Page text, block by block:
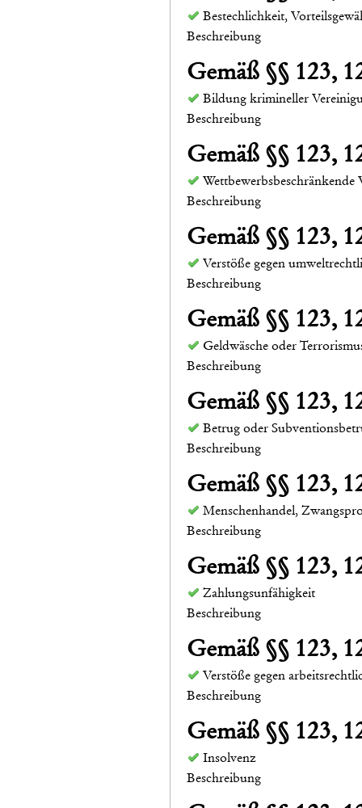
Bestechlichkeit,
Beschreibung
Gemäß §§ 123,
Bildung krimineller
Beschreibung
Gemäß §§ 123,
Wettbewerbsbeschränkende
Beschreibung
Gemäß §§ 123,
Verstöße gegen
Beschreibung
Gemäß §§ 123,
Geldwäsche oder
Beschreibung
Gemäß §§ 123,
Betrug oder
Beschreibung
Gemäß §§ 123,
Menschenhandel,
Beschreibung
Gemäß §§ 123,
Zahlungsunfähigkeit
Beschreibung
Gemäß §§ 123,
Verstöße gegen
Beschreibung
Gemäß §§ 123,
Insolvenz
Beschreibung